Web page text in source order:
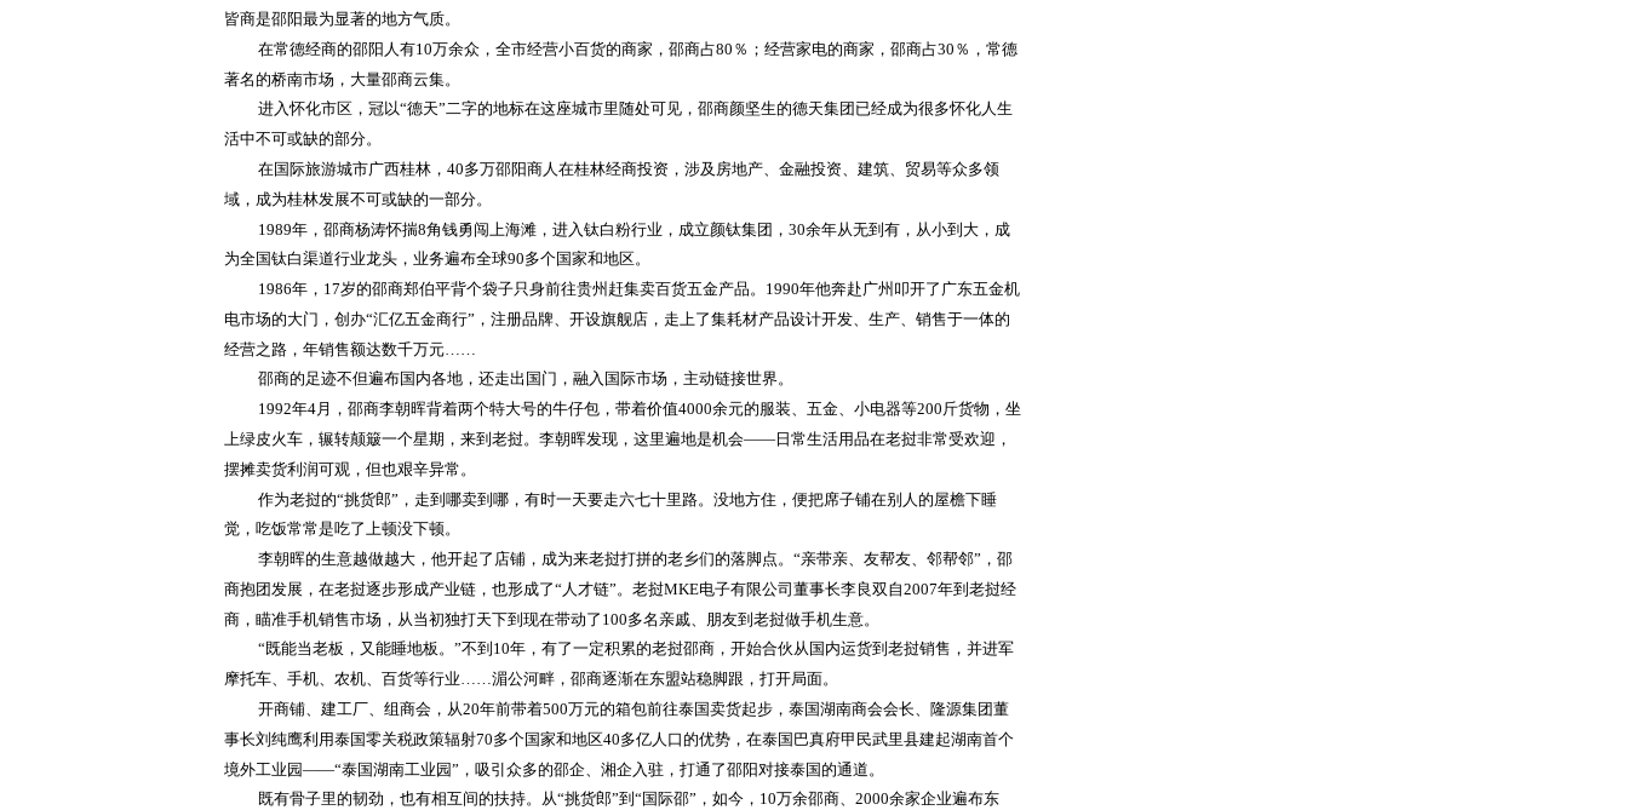
皆商是邵阳最为显著的地方气质。
在常德经商的邵阳人有10万余众，全市经营小百货的商家，邵商占80％；经营家电的商家，邵商占30％，常德
著名的桥南市场，大量邵商云集。
进入怀化市区，冠以“德天”二字的地标在这座城市里随处可见，邵商颜坚生的德天集团已经成为很多怀化人生
活中不可或缺的部分。
在国际旅游城市广西桂林， 40多万邵阳商人在桂林经商投资，涉及房地产、金融投资、建筑、贸易等众多领
域，成为桂林发展不可或缺的一部分。
1989年，邵商杨涛怀揣8角钱勇闯上海滩，进入钛白粉行业，成立颜钛集团，30余年从无到有，从小到大，成
为全国钛白渠道行业龙头，业务遍布全球90多个国家和地区。
1986年，17岁的邵商郑伯平背个袋子只身前往贵州赶集卖百货五金产品。1990年他奔赴广州叩开了广东五金机
电市场的大门，创办“汇亿五金商行”，注册品牌、开设旗舰店，走上了集耗材产品设计开发、生产、销售于一体的
经营之路，年销售额达数千万元……
邵商的足迹不但遍布国内各地，还走出国门，融入国际市场，主动链接世界。
1992年4月，邵商李朝晖背着两个特大号的牛仔包，带着价值4000余元的服装、五金、小电器等200斤货物，坐
上绿皮火车，辗转颠簸一个星期，来到老挝。李朝晖发现，这里遍地是机会——日常生活用品在老挝非常受欢迎，
摆摊卖货利润可观，但也艰辛异常。
作为老挝的“挑货郎”，走到哪卖到哪，有时一天要走六七十里路。没地方住，便把席子铺在别人的屋檐下睡
觉，吃饭常常是吃了上顿没下顿。
李朝晖的生意越做越大，他开起了店铺，成为来老挝打拼的老乡们的落脚点。 “亲带亲、友帮友、邻帮邻”，邵
商抱团发展，在老挝逐步形成产业链，也形成了“人才链”。老挝MKE电子有限公司董事长李良双自2007年到老挝经
商，瞄准手机销售市场，从当初独打天下到现在带动了100多名亲戚、朋友到老挝做手机生意。
“既能当老板，又能睡地板。”不到10年，有了一定积累的老挝邵商，开始合伙从国内运货到老挝销售，并进军
摩托车、手机、农机、百货等行业……湄公河畔，邵商逐渐在东盟站稳脚跟，打开局面。
开商铺、建工厂、组商会，从20年前带着500万元的箱包前往泰国卖货起步，泰国湖南商会会长、隆源集团董
事长刘纯鹰利用泰国零关税政策辐射70多个国家和地区40多亿人口的优势，在泰国巴真府甲民武里县建起湖南首个
境外工业园——“泰国湖南工业园”，吸引众多的邵企、湘企入驻，打通了邵阳对接泰国的通道。
既有骨子里的韧劲，也有相互间的扶持。从“挑货郎”到“国际邵”，如今，10万余邵商、2000余家企业遍布东